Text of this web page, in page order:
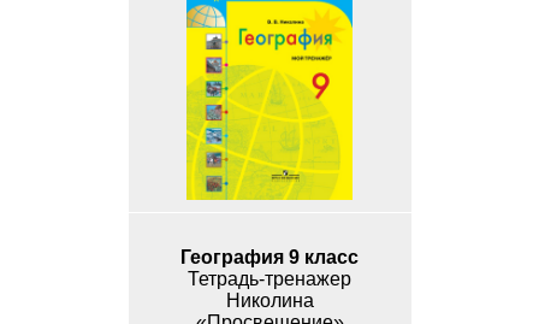
География 9 класс
Тетрадь-тренажер
Николина